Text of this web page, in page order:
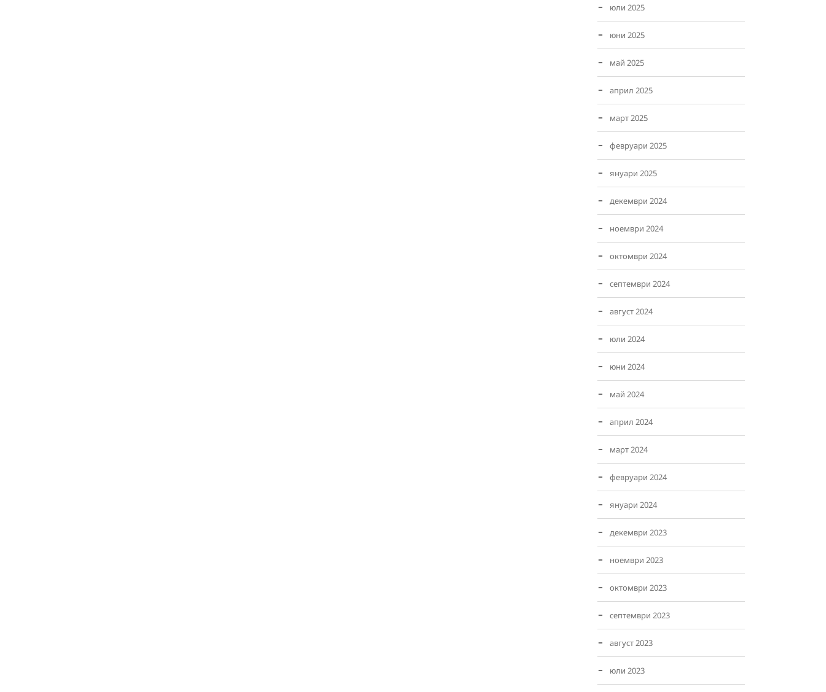
юли 2025
юни 2025
май 2025
април 2025
март 2025
февруари 2025
януари 2025
декември 2024
ноември 2024
октомври 2024
септември 2024
август 2024
юли 2024
юни 2024
май 2024
април 2024
март 2024
февруари 2024
януари 2024
декември 2023
ноември 2023
октомври 2023
септември 2023
август 2023
юли 2023